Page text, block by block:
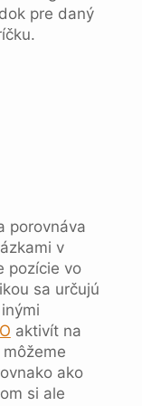
pre daný
porovnáva
v
pozície vo
sa určujú
aktivít na
ako
si ale